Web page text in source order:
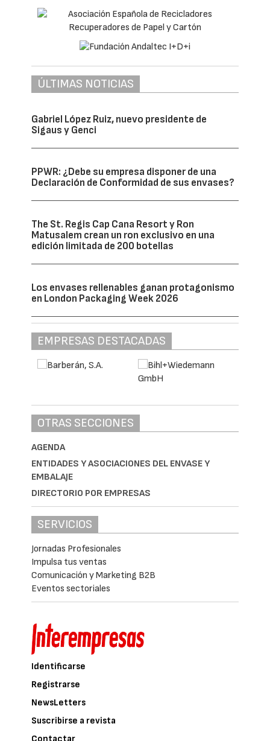
ÚLTIMAS NOTICIAS
Gabriel López Ruiz, nuevo presidente de
Sigaus y Genci
PPWR: ¿Debe su empresa disponer de una
Declaración de Conformidad de sus envases?
The St. Regis Cap Cana Resort y Ron
Matusalem crean un ron exclusivo en una
edición limitada de 200 botellas
Los envases rellenables ganan protagonismo
en London Packaging Week 2026
EMPRESAS DESTACADAS
OTRAS SECCIONES
AGENDA
ENTIDADES Y ASOCIACIONES DEL ENVASE Y
EMBALAJE
DIRECTORIO POR EMPRESAS
SERVICIOS
Jornadas Profesionales
Impulsa tus ventas
Comunicación y Marketing B2B
Eventos sectoriales
Identificarse
Registrarse
NewsLetters
Suscribirse a revista
Contactar